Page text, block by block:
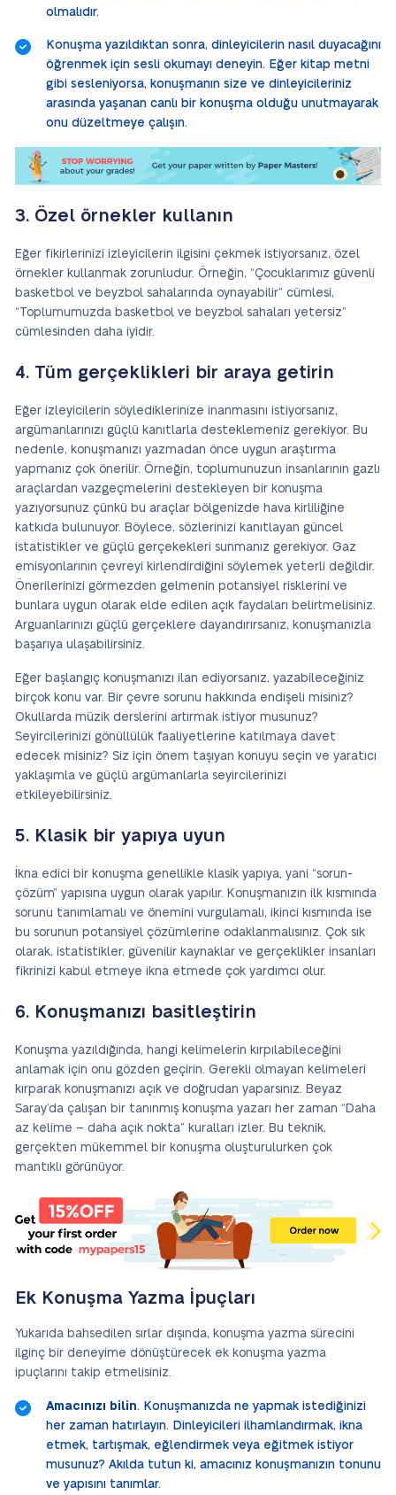
olmalıdır.
Konuşma yazıldıktan sonra, dinleyicilerin nasıl duyacağını
öğrenmek için sesli okumayı deneyin. Eğer kitap metni
gibi sesleniyorsa, konuşmanın size ve dinleyicileriniz
arasında yaşanan canlı bir konuşma olduğu unutmayarak
onu düzeltmeye çalışın.
3. Özel örnekler kullanın
Eğer fikirlerinizi izleyicilerin ilgisini çekmek istiyorsanız, özel
örnekler kullanmak zorunludur. Örneğin, “Çocuklarımız güvenli
basketbol ve beyzbol sahalarında oynayabilir” cümlesi,
“Toplumumuzda basketbol ve beyzbol sahaları yetersiz”
cümlesinden daha iyidir.
4. Tüm gerçeklikleri bir araya getirin
Eğer izleyicilerin söylediklerinize inanmasını istiyorsanız,
argümanlarınızı güçlü kanıtlarla desteklemeniz gerekiyor. Bu
nedenle, konuşmanızı yazmadan önce uygun araştırma
yapmanız çok önerilir. Örneğin, toplumunuzun insanlarının gazlı
araçlardan vazgeçmelerini destekleyen bir konuşma
yazıyorsunuz çünkü bu araçlar bölgenizde hava kirliliğine
katkıda bulunuyor. Böylece, sözlerinizi kanıtlayan güncel
istatistikler ve güçlü gerçekekleri sunmanız gerekiyor. Gaz
emisyonlarının çevreyi kirlendirdiğini söylemek yeterli değildir.
Önerilerinizi görmezden gelmenin potansiyel risklerini ve
bunlara uygun olarak elde edilen açık faydaları belirtmelisiniz.
Arguanlarınızı güçlü gerçeklere dayandırırsanız, konuşmanızla
başarıya ulaşabilirsiniz.
Eğer başlangıç konuşmanızı ilan ediyorsanız, yazabileceğiniz
birçok konu var. Bir çevre sorunu hakkında endişeli misiniz?
Okullarda müzik derslerini artırmak istiyor musunuz?
Seyircilerinizi gönüllülük faaliyetlerine katılmaya davet
edecek misiniz? Siz için önem taşıyan konuyu seçin ve yaratıcı
yaklaşımla ve güçlü argümanlarla seyircilerinizi
etkileyebilirsiniz.
5. Klasik bir yapıya uyun
İkna edici bir konuşma genellikle klasik yapıya, yani “sorun-
çözüm” yapısına uygun olarak yapılır. Konuşmanızın ilk kısmında
sorunu tanımlamalı ve önemini vurgulamalı, ikinci kısmında ise
bu sorunun potansiyel çözümlerine odaklanmalısınız. Çok sık
olarak, istatistikler, güvenilir kaynaklar ve gerçeklikler insanları
fikrinizi kabul etmeye ikna etmede çok yardımcı olur.
6. Konuşmanızı basitleştirin
Konuşma yazıldığında, hangi kelimelerin kırpılabileceğini
anlamak için onu gözden geçirin. Gerekli olmayan kelimeleri
kırparak konuşmanızı açık ve doğrudan yaparsınız. Beyaz
Saray’da çalışan bir tanınmış konuşma yazarı her zaman “Daha
az kelime – daha açık nokta” kuralları izler. Bu teknik,
gerçekten mükemmel bir konuşma oluşturulurken çok
mantıklı görünüyor.
Ek Konuşma Yazma İpuçları
Yukarıda bahsedilen sırlar dışında, konuşma yazma sürecini
ilginç bir deneyime dönüştürecek ek konuşma yazma
ipuçlarını takip etmelisiniz.
Amacınızı bilin. Konuşmanızda ne yapmak istediğinizi
her zaman hatırlayın. Dinleyicileri ilhamlandırmak, ikna
etmek, tartışmak, eğlendirmek veya eğitmek istiyor
musunuz? Akılda tutun ki, amacınız konuşmanızın tonunu
ve yapısını tanımlar.